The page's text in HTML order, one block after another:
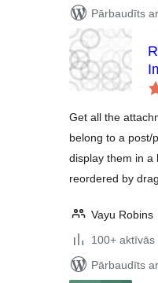
Pārbaudīts
Get all the
belong to a post/
display them in a
reordered by
Vayu Robins
100+ aktīvās
Pārbaudīts